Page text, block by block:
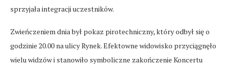
sprzyjała integracji uczestników.
Zwieńczeniem dnia był pokaz pirotechniczny, który odbył się o
godzinie 20.00 na ulicy Rynek. Efektowne widowisko przyciągnęło
wielu widzów i stanowiło symboliczne zakończenie Koncertu